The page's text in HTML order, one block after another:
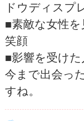
ドウディスプ
■素敵な女性
笑顔
■影響を受けた
今まで出会っ
すね。